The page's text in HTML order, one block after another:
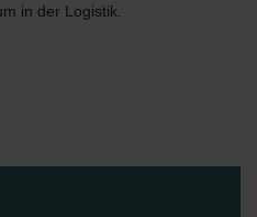
in der Logistik.